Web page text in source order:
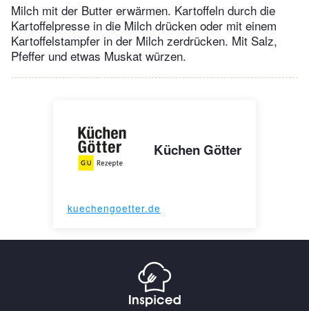
Milch mit der Butter erwärmen. Kartoffeln durch die
Kartoffelpresse in die Milch drücken oder mit einem
Kartoffelstampfer in der Milch zerdrücken. Mit Salz,
Pfeffer und etwas Muskat würzen.
Küchen Götter
kuechengoetter.de